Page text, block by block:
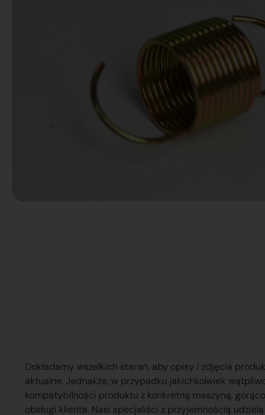
Dokładamy wszelkich starań, aby opisy i zdjęcia
aktualne. Jednakże, w przypadku jakichkolwiek
kompatybilności produktu z konkretną maszyną,
obsługi klienta. Nasi specjaliści z przyjemnością